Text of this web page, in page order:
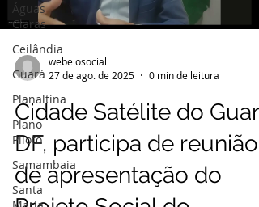
Águas
Claras
Ceilândia
Guará
Planaltina
Plano
Piloto
Samambaia
Santa
webelosocial
27 de ago. de 2025
0 min de leitura
Cidade Satélite do Guará
DF, participa de reunião
de apresentação do